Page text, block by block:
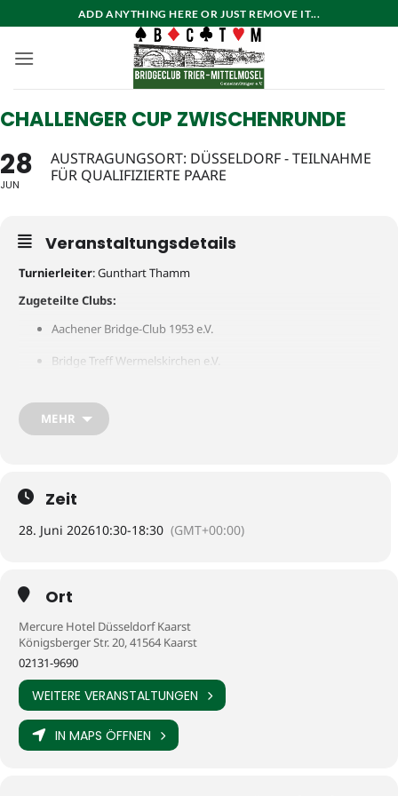
Inhalt
springen
ADD ANYTHING HERE OR JUST REMOVE IT...
CHALLENGER CUP ZWISCHENRUNDE
28
JUN
AUSTRAGUNGSORT: DÜSSELDORF - TEILNAHME
FÜR QUALIFIZIERTE PAARE
Veranstaltungsdetails
Turnierleiter: Gunthart Thamm
Zugeteilte Clubs:
Aachener Bridge-Club 1953 e.V.
Bridge Treff Wermelskirchen e.V.
Bridge-Club Bonn e.V.
Bridge-Club Monheim am Rhein e.V.
Bridgeclub Mülheim Oberhausen e.V.
Bridgeclub Niederkassel e.V.
Bridgeclub Recklinghausen e.V.
MEHR
Zeit
28. Juni 202610:30-18:30 (GMT+00:00)
Ort
Mercure Hotel Düsseldorf Kaarst
Königsberger Str. 20, 41564 Kaarst
02131-9690
WEITERE VERANSTALTUNGEN
IN MAPS ÖFFNEN